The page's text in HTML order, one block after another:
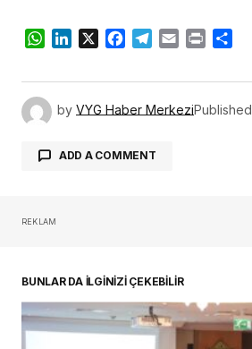
WhatsApp
LinkedIn
X Facebook
Telegram
Email Print
by VYG Haber MerkeziPublished
ADD A COMMENT
REKLAM
BUNLAR DA İLGİNİZİ ÇEKEBİLİR